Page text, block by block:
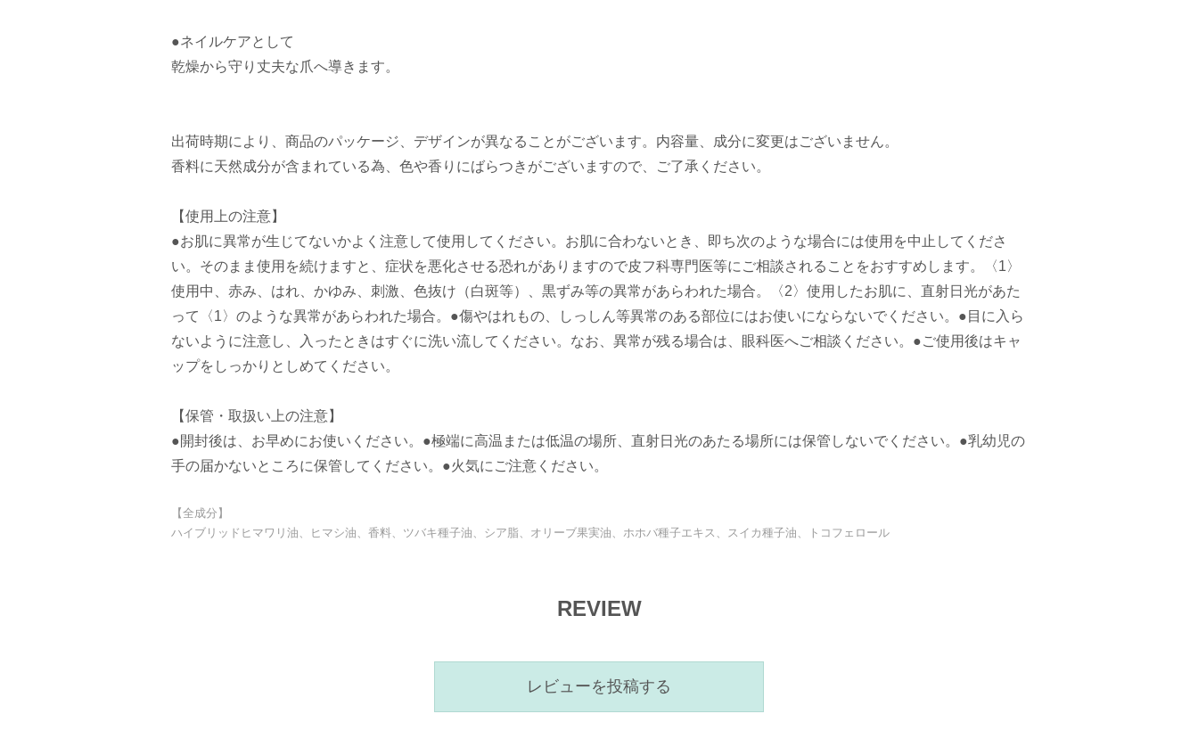
●ネイルケアとして
乾燥から守り丈夫な爪へ導きます。
出荷時期により、商品のパッケージ、デザインが異なることがございます。内容量、成分に変更はございません。
香料に天然成分が含まれている為、色や香りにばらつきがございますので、ご了承ください。
【使用上の注意】
●お肌に異常が生じてないかよく注意して使用してください。お肌に合わないとき、即ち次のような場合には使用を中止してくださ
い。そのまま使用を続けますと、症状を悪化させる恐れがありますので皮フ科専門医等にご相談されることをおすすめします。〈1〉
使用中、赤み、はれ、かゆみ、刺激、色抜け（白斑等）、黒ずみ等の異常があらわれた場合。〈2〉使用したお肌に、直射日光があた
って〈1〉のような異常があらわれた場合。●傷やはれもの、しっしん等異常のある部位にはお使いにならないでください。●目に入ら
ないように注意し、入ったときはすぐに洗い流してください。なお、異常が残る場合は、眼科医へご相談ください。●ご使用後はキャ
ップをしっかりとしめてください。
【保管・取扱い上の注意】
●開封後は、お早めにお使いください。●極端に高温または低温の場所、直射日光のあたる場所には保管しないでください。●乳幼児の
手の届かないところに保管してください。●火気にご注意ください。
【全成分】
ハイブリッドヒマワリ油、ヒマシ油、香料、ツバキ種子油、シア脂、オリーブ果実油、ホホバ種子エキス、スイカ種子油、トコフェロール
REVIEW
レビューを投稿する